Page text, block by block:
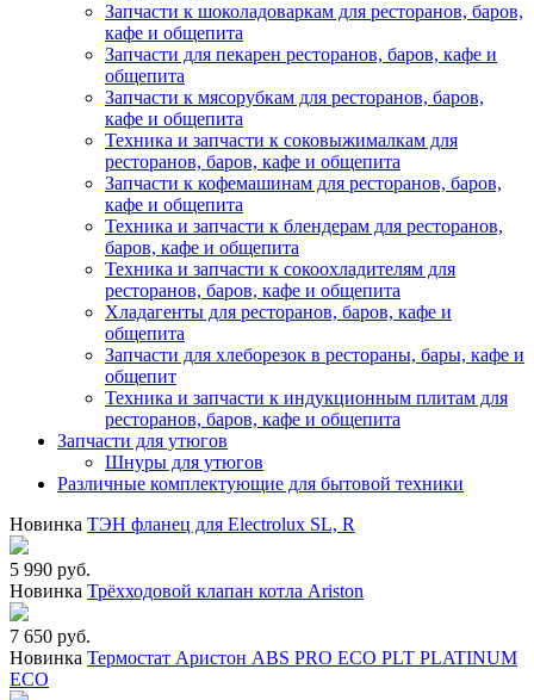
Запчасти к шоколадоваркам для ресторанов, баров,
кафе и общепита
Запчасти для пекарен ресторанов, баров, кафе и
общепита
Запчасти к мясорубкам для ресторанов, баров,
кафе и общепита
Техника и запчасти к соковыжималкам для
ресторанов, баров, кафе и общепита
Запчасти к кофемашинам для ресторанов, баров,
кафе и общепита
Техника и запчасти к блендерам для ресторанов,
баров, кафе и общепита
Техника и запчасти к сокоохладителям для
ресторанов, баров, кафе и общепита
Хладагенты для ресторанов, баров, кафе и
общепита
Запчасти для хлеборезок в рестораны, бары, кафе и
общепит
Техника и запчасти к индукционным плитам для
ресторанов, баров, кафе и общепита
Запчасти для утюгов
Шнуры для утюгов
Различные комплектующие для бытовой техники
Новинка ТЭН фланец для Electrolux SL, R
5 990 руб.
Новинка Трёхходовой клапан котла Ariston
7 650 руб.
Новинка Термостат Аристон ABS PRO ECO PLT PLATINUM
ECO